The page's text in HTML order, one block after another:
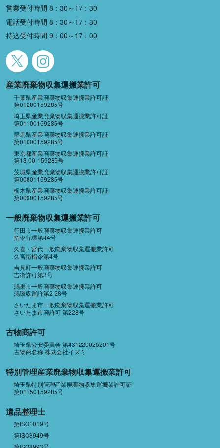
営業受付時間 8：30～17：30
電話受付時間 8：30～17：30
持込受付時間 9：00～17：00
産業廃棄物収集運搬業許可
千葉県産業廃棄物収集運搬業許可証
第01200159285号
埼玉県産業廃棄物収集運搬業許可証
第01100159285号
群馬県産業廃棄物収集運搬業許可証
第01000159285号
東京都産業廃棄物収集運搬業許可証
第13-00-159285号
茨城県産業廃棄物収集運搬業許可証
第00801159285号
栃木県産業廃棄物収集運搬業許可証
第00900159285号
一般廃棄物収集運搬業許可
行田市一般廃棄物収集運搬業許可
指令行環第44号
久喜・宮代一般廃棄物収集運搬業許可
久宮衛指令第4号
吉見町一般廃棄物収集運搬業許可
吉衛許可第3号
鴻巣市一般廃棄物収集運搬業許可
鴻環収運許第2-28号
さいたま市一般廃棄物収集運搬業許可
さいたま市廃許可 第228号
古物商許可
埼玉県公安委員会 第431220025201号
古物商名称 株式会社イズミ
特別管理産業廃棄物収集運搬業許可
埼玉県特別管理産業廃棄物収集運搬業許可証
第01150159285号
遺品整理士
第ISO1019号
第ISO8949号